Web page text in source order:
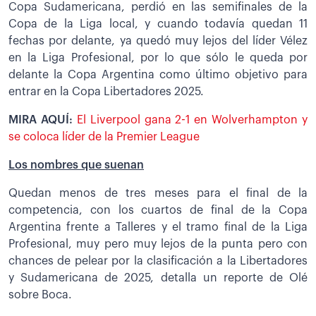
Copa Sudamericana, perdió en las semifinales de la
Copa de la Liga local, y cuando todavía quedan 11
fechas por delante, ya quedó muy lejos del líder Vélez
en la Liga Profesional, por lo que sólo le queda por
delante la Copa Argentina como último objetivo para
entrar en la Copa Libertadores 2025.
MIRA AQUÍ: El Liverpool gana 2-1 en Wolverhampton y
se coloca líder de la Premier League
Los nombres que suenan
Quedan menos de tres meses para el final de la
competencia, con los cuartos de final de la Copa
Argentina frente a Talleres y el tramo final de la Liga
Profesional, muy pero muy lejos de la punta pero con
chances de pelear por la clasificación a la Libertadores
y Sudamericana de 2025, detalla un reporte de Olé
sobre Boca.